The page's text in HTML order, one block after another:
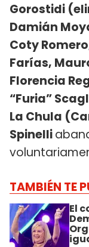
Gorostidi
Damián
Coty
Farías,
Florencia
“Furia”
La Chula
Spinelli
TAMBIÉN TE
El